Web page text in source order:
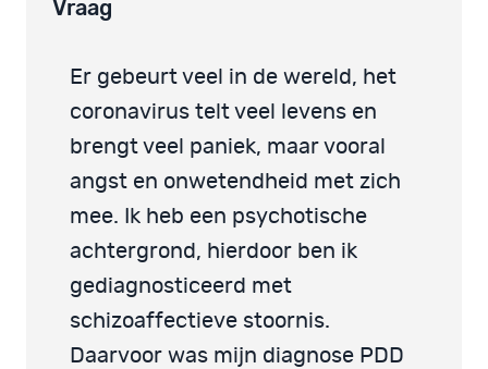
Vraag
Er gebeurt veel in de wereld, het
coronavirus telt veel levens en
brengt veel paniek, maar vooral
angst en onwetendheid met zich
mee. Ik heb een psychotische
achtergrond, hierdoor ben ik
gediagnosticeerd met
schizoaffectieve stoornis.
Daarvoor was mijn diagnose PDD